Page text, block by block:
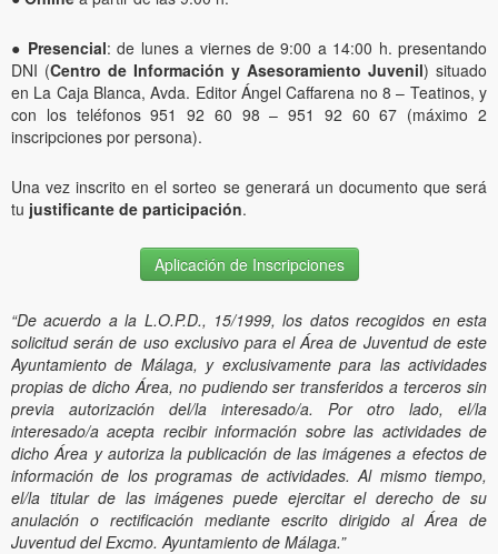
● Presencial: de lunes a viernes de 9:00 a 14:00 h. presentando
DNI (Centro de Información y Asesoramiento Juvenil) situado
en La Caja Blanca, Avda. Editor Ángel Caffarena no 8 – Teatinos, y
con los teléfonos 951 92 60 98 – 951 92 60 67 (máximo 2
inscripciones por persona).
Una vez inscrito en el sorteo se generará un documento que será
tu justificante de participación.
Aplicación de Inscripciones
“De acuerdo a la L.O.P.D., 15/1999, los datos recogidos en esta
solicitud serán de uso exclusivo para el Área de Juventud de este
Ayuntamiento de Málaga, y exclusivamente para las actividades
propias de dicho Área, no pudiendo ser transferidos a terceros sin
previa autorización del/la interesado/a. Por otro lado, el/la
interesado/a acepta recibir información sobre las actividades de
dicho Área y autoriza la publicación de las imágenes a efectos de
información de los programas de actividades. Al mismo tiempo,
el/la titular de las imágenes puede ejercitar el derecho de su
anulación o rectificación mediante escrito dirigido al Área de
Juventud del Excmo. Ayuntamiento de Málaga.”